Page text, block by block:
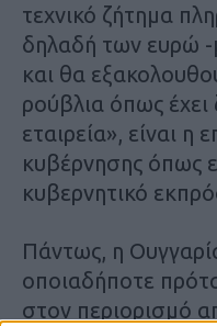
τεχνικό ζήτημα
δηλαδή των ευρώ
και θα
ρούβλια όπως έχει
εταιρεία», είναι η
κυβέρνησης όπως
κυβερνητικό
Πάντως, η
οποιαδήποτε
στον περιορισμό